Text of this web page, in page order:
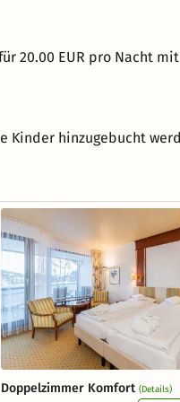
20.00 EUR pro Nacht
Kinder hinzugebucht
Doppelzimmer Komfort (Details)